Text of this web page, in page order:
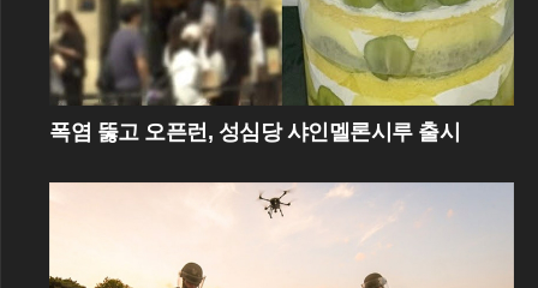
폭염 뚫고 오픈런, 성심당 샤인멜론시루 출시